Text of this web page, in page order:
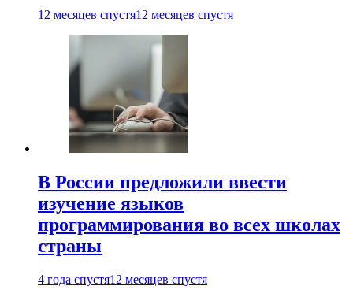
12 месяцев спустя12 месяцев спустя
В России предложили ввести
изучение языков
программирования во всех школах
страны
4 года спустя12 месяцев спустя